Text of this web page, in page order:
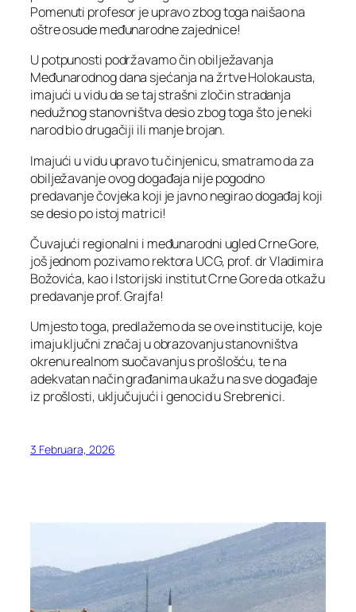
Pomenuti profesor je upravo zbog toga naišao na
oštre osude međunarodne zajednice!
U potpunosti podržavamo čin obilježavanja
Međunarodnog dana sjećanja na žrtve Holokausta,
imajući u vidu da se taj strašni zločin stradanja
nedužnog stanovništva desio zbog toga što je neki
narod bio drugačiji ili manje brojan.
Imajući u vidu upravo tu činjenicu, smatramo da za
obilježavanje ovog događaja nije pogodno
predavanje čovjeka koji je javno negirao događaj koji
se desio po istoj matrici!
Čuvajući regionalni i međunarodni ugled Crne Gore,
još jednom pozivamo rektora UCG, prof. dr Vladimira
Božovića, kao i Istorijski institut Crne Gore da otkažu
predavanje prof. Grajfa!
Umjesto toga, predlažemo da se ove institucije, koje
imaju ključni značaj u obrazovanju stanovništva
okrenu realnom suočavanju s prošlošću, te na
adekvatan način građanima ukažu na sve događaje
iz prošlosti, uključujući i genocid u Srebrenici.
3 Februara, 2026